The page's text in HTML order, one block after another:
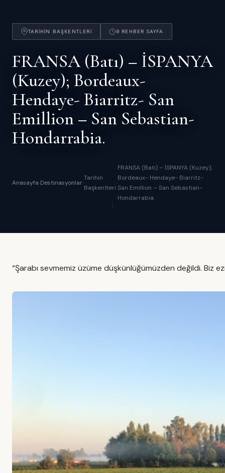
TARIHIN BAŞKENTLERI 9 REHBER SAYFA
FRANSA (Batı) – İSPANYA
(Kuzey); Bordeaux-
Hendaye- Biarritz- San
Emillion – San Sebastian-
Hondarrabia.
Anasayfa›Destinasyonlar›
Tarihin
Başkentleri
›
FRANSA (Batı) – İSPANYA (Kuzey);
Bordeaux- Hendaye- Biarritz-
San Emillion – San Sebastian-
Hondarrabia.
“Şarabı sevmemiz üzüme düşkünlüğümüzden değildi. Biz